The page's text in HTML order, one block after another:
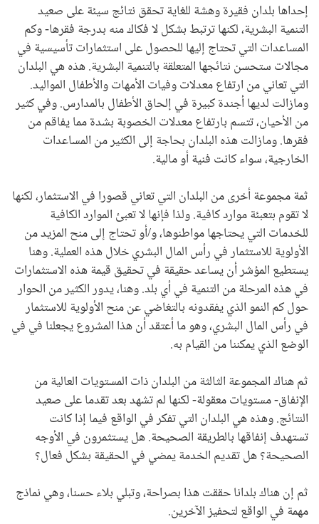
إحداها بلدان فقيرة وهشة للغاية تحقق نتائج سيئة على صعيد
التنمية البشرية، لكنها ترتبط بشكل لا فكاك منه بدرجة فقرها- وكم
المساعدات التي تحتاج إليها للحصول على استثمارات تأسيسية في
مجالات ستحسن نتائجها المتعلقة بالتنمية البشرية. هذه هي البلدان
التي تعاني من ارتفاع معدلات وفيات الأمهات والأطفال المواليد.
ومازالت لديها أجندة كبيرة في إلحاق الأطفال بالمدارس. وفي كثير
من الأحيان، تتسم بارتفاع معدلات الخصوبة بشدة مما يفاقم من
فقرها. ومازالت هذه البلدان بحاجة إلى الكثير من المساعدات
الخارجية، سواء كانت فنية أو مالية.
ثمة مجموعة أخرى من البلدان التي تعاني قصورا في الاستثمار، لكنها
لا تقوم بتعبئة موارد كافية. ولذا فإنها لا تعبئ الموارد الكافية
للخدمات التي يحتاجها مواطنوها، و/أو تحتاج إلى منح المزيد من
الأولوية للاستثمار في رأس المال البشري خلال هذه العملية. وهنا
يستطيع المؤشر أن يساعد حقيقة في تحقيق قيمة هذه الاستثمارات
في هذه المرحلة من التنمية في أي بلد. وهنا، يدور الكثير من الحوار
حول كم النمو الذي يفقدونه بالتغاضي عن منح الأولوية للاستثمار
في رأس المال البشري، وهو ما أعتقد أن هذا المشروع يجعلنا في في
الوضع الذي يمكننا من القيام به.
ثم هناك المجموعة الثالثة من البلدان ذات المستويات العالية من
الإنفاق- مستويات معقولة- لكنها لم تشهد بعد تقدما على صعيد
النتائج. وهذه هي البلدان التي تفكر في الواقع فيما إذا كانت
تستهدف إنفاقها بالطريقة الصحيحة. هل يستثمرون في الأوجه
الصحيحة؟ هل تقديم الخدمة يمضي في الحقيقة بشكل فعال؟
ثم إن هناك بلدانا حققت هذا بصراحة، وتبلي بلاء حسنا، وهي نماذج
مهمة في الواقع لتحفيز الآخرين.